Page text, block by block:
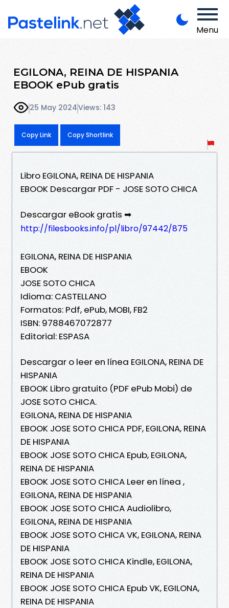
Menu
EGILONA, REINA DE HISPANIA
EBOOK ePub gratis
25 May 2024Views: 143
Copy Link Copy Shortlink
Libro EGILONA, REINA DE HISPANIA
EBOOK Descargar PDF - JOSE SOTO CHICA
Descargar eBook gratis ➡
http://filesbooks.info/pl/libro/97442/875
EGILONA, REINA DE HISPANIA
EBOOK
JOSE SOTO CHICA
Idioma: CASTELLANO
Formatos: Pdf, ePub, MOBI, FB2
ISBN: 9788467072877
Editorial: ESPASA
Descargar o leer en línea EGILONA, REINA DE
HISPANIA
EBOOK Libro gratuito (PDF ePub Mobi) de
JOSE SOTO CHICA.
EGILONA, REINA DE HISPANIA
EBOOK JOSE SOTO CHICA PDF, EGILONA, REINA
DE HISPANIA
EBOOK JOSE SOTO CHICA Epub, EGILONA,
REINA DE HISPANIA
EBOOK JOSE SOTO CHICA Leer en línea ,
EGILONA, REINA DE HISPANIA
EBOOK JOSE SOTO CHICA Audiolibro,
EGILONA, REINA DE HISPANIA
EBOOK JOSE SOTO CHICA VK, EGILONA, REINA
DE HISPANIA
EBOOK JOSE SOTO CHICA Kindle, EGILONA,
REINA DE HISPANIA
EBOOK JOSE SOTO CHICA Epub VK, EGILONA,
REINA DE HISPANIA